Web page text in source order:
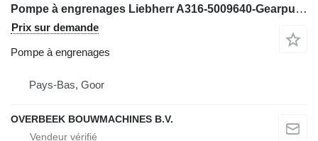
Pompe à engrenages Liebherr A316-5009640-Gearpump/Zahnradpumpe/Tandwielpomp pour excavateur
Prix sur demande
Pompe à engrenages
Pays-Bas, Goor
OVERBEEK BOUWMACHINES B.V.